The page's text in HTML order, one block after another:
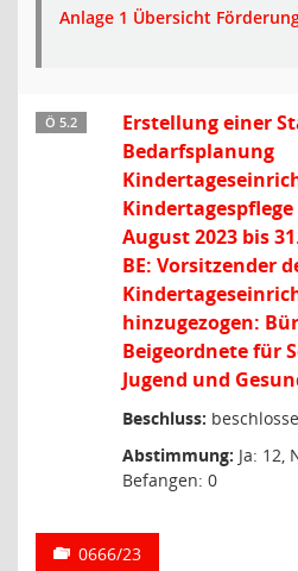
Anlage 1 Übersicht
Ö 5.2
Erstellung einer
Bedarfsplanung
August 2023 bis
BE: Vorsitzender
hinzugezogen:
Beigeordnete für
Jugend und
Beschluss:
Abstimmung: Ja: 12,
Befangen: 0
0666/23